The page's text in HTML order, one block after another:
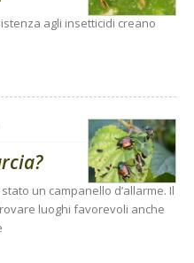
agli insetticidi creano
un campanello d’allarme. Il
luoghi favorevoli anche